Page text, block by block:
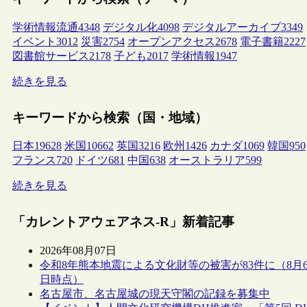
学術情報流通4348 デジタル化4098 デジタルアーカイブ3349
イベント 3012 災害2754 オープンアクセス2678 電子書籍2227
図書館サービス2178 子ども2017 学術情報1947
続きを見る
キーワードから検索（国・地域）
日本19628 米国 10662 英国3216 欧州 1426 カナダ1069 韓国950
フランス720 ドイツ681 中国638 オーストラリア599
続きを見る
「カレントアウェアネス-R」新着記事
2026年08月07日
令和8年熊本地震による文化財等の被害が83件に（8月
日時点）
名古屋市、名古屋城の現天守閣の記録を募集中